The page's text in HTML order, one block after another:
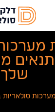
שלך
סולאריות